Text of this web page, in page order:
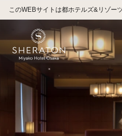
このWEBサイトは都ホテルズ&リゾー